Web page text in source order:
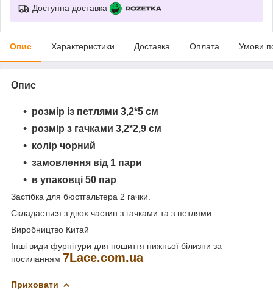
Доступна доставка
Опис Характеристики Доставка Оплата Умови
Опис
розмір із петлями 3,2*5 см
розмір з гачками 3,2*2,9 см
колір чорний
замовлення від 1 пари
в упаковці 50 пар
Застібка для бюстгальтера 2 гачки.
Складається з двох частин з гачками та з петлями.
Виробництво Китай
Інші види фурнітури для пошиття нижньої білизни за
посиланням 7Lace.com.ua
Приховати